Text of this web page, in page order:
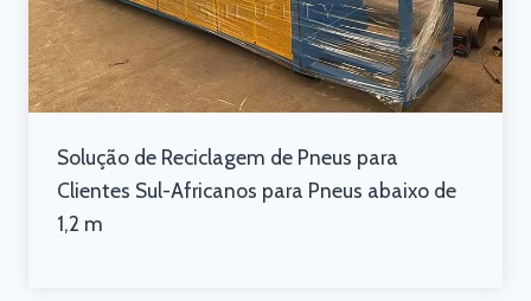
Solução de Reciclagem de Pneus para
Clientes Sul-Africanos para Pneus abaixo de
1,2 m